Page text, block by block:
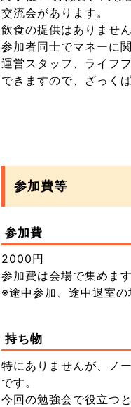
交流会があります。
飲食の提供はありませ
参加者同士でマネーに
運営スタッフ、ライフ
できますので、ざっく
参加費等
参加費
2000円
参加費は会場で集めま
※途中参加、途中退室の
持ち物
特にありませんが、ノ
です。
今回の勉強会で役立つ